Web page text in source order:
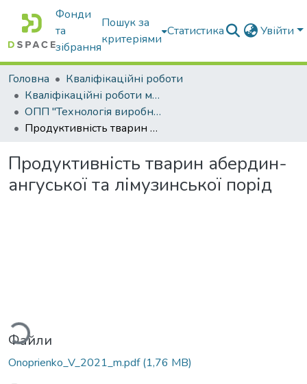
Фонди
та
зібрання
Пошук за
критеріями
Статистика Увійти
Головна
Кваліфікаційні роботи
Кваліфікаційні роботи магістрів
ОПП "Технологія виробництва і переробки продукції тваринництва"
Продуктивність тварин абердин-ангуської та лімузинської порід
Продуктивність тварин абердин-
ангуської та лімузинської порід
Файли
Onoprienko_V_2021_m.pdf(1,76 MB)